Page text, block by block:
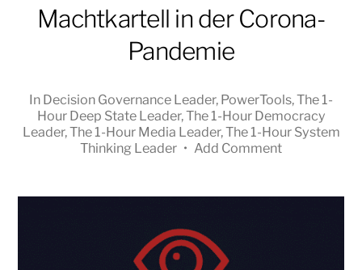
DECISION
Machtkartell in der Corona-
Pandemie
In Decision Governance Leader, PowerTools,The 1-
Hour Deep State Leader,The 1-Hour Democracy
Leader,The 1-Hour Media Leader,The 1-Hour System
Thinking Leader • Add Comment